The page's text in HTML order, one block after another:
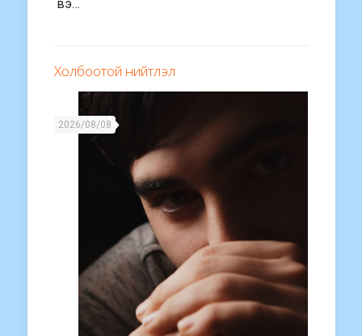
вэ…
Холбоотой нийтлэл
2026/08/08